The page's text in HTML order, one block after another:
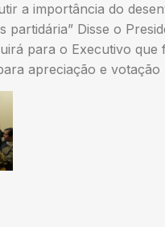
a importância do
partidária” Disse o
para o Executivo
apreciação e